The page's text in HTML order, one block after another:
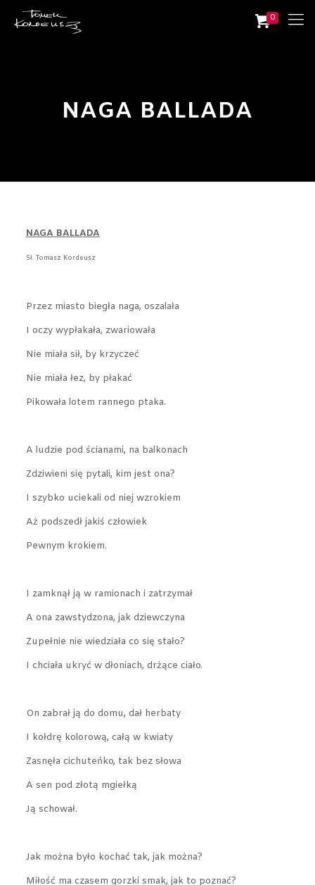
0
NAGA BALLADA
NAGA BALLADA
Sł. Tomasz Kordeusz
Przez miasto biegła naga, oszalała
I oczy wypłakała, zwariowała
Nie miała sił, by krzyczeć
Nie miała łez, by płakać
Pikowała lotem rannego ptaka.
A ludzie pod ścianami, na balkonach
Zdziwieni się pytali, kim jest ona?
I szybko uciekali od niej wzrokiem
Aż podszedł jakiś człowiek
Pewnym krokiem.
I zamknął ją w ramionach i zatrzymał
A ona zawstydzona, jak dziewczyna
Zupełnie nie wiedziała co się stało?
I chciała ukryć w dłoniach, drżące ciało.
On zabrał ją do domu, dał herbaty
I kołdrę kolorową, całą w kwiaty
Zasnęła cichuteńko, tak bez słowa
A sen pod złotą mgiełką
Ją schował.
Jak można było kochać tak, jak można?
Miłość ma czasem gorzki smak, jak to poznać?